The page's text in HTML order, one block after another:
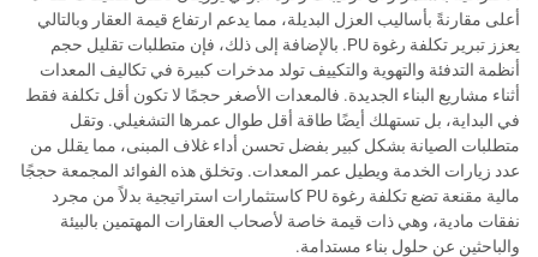
أعلى مقارنةً بأساليب العزل البديلة، مما يدعم ارتفاع قيمة العقار وبالتالي
يعزز تبرير تكلفة رغوة PU. بالإضافة إلى ذلك، فإن متطلبات تقليل حجم
أنظمة التدفئة والتهوية والتكييف تولد مدخرات كبيرة في تكاليف المعدات
أثناء مشاريع البناء الجديدة. فالمعدات الأصغر حجمًا لا تكون أقل تكلفة فقط
في البداية، بل تستهلك أيضًا طاقة أقل طوال عمرها التشغيلي. وتقل
متطلبات الصيانة بشكل كبير بفضل تحسن أداء غلاف المبنى، مما يقلل من
عدد زيارات الخدمة ويطيل عمر المعدات. وتخلق هذه الفوائد المجمعة حججًا
مالية مقنعة تضع تكلفة رغوة PU كاستثمارات استراتيجية بدلاً من مجرد
نفقات مادية، وهي ذات قيمة خاصة لأصحاب العقارات المهتمين بالبيئة
والباحثين عن حلول بناء مستدامة.